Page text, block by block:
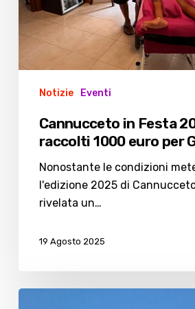
Notizie Eventi
Cannucceto in Festa
raccolti 1000 euro per
Nonostante le condizioni
l'edizione 2025 di
rivelata un…
19 Agosto 2025